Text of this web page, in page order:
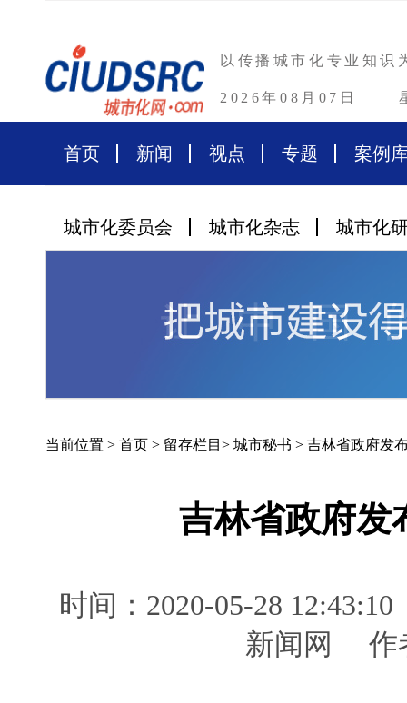
以传播城市化专业知识
2026年08月07日
首页 新闻 视点 专题 案例
城市化委员会 城市化杂志 城市化
当前位置 > 首页 > 留存栏目 > 城市秘书 > 吉林省政府发
吉林省政府发
时间：2020-05-28
新闻网 作